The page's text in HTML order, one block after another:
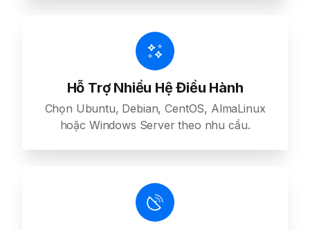
Hỗ Trợ Nhiều Hệ Điều Hành
Chọn Ubuntu, Debian, CentOS, AlmaLinux
hoặc Windows Server theo nhu cầu.